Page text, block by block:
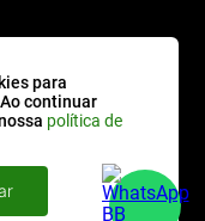
para
continuar
política de